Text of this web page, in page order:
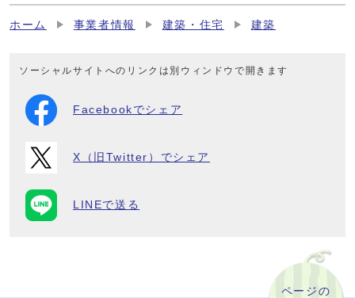
ホーム 事業者情報 建築・住宅 建築
ソーシャルサイトへのリンクは別ウィンドウで開きます
Facebookでシェア
X（旧Twitter）でシェア
LINEで送る
ページの